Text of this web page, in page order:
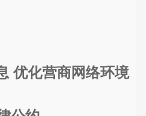
优化营商网络环境